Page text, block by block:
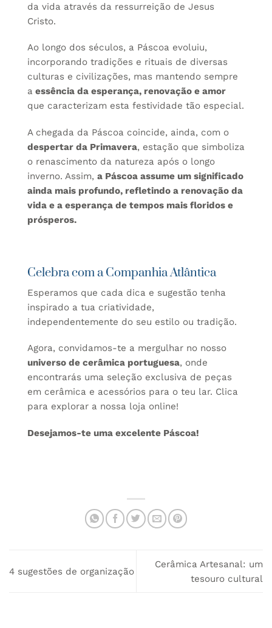
da vida através da ressurreição de Jesus
Cristo.
Ao longo dos séculos, a Páscoa evoluiu,
incorporando tradições e rituais de diversas
culturas e civilizações, mas mantendo sempre
a essência da esperança, renovação e amor
que caracterizam esta festividade tão especial.
A chegada da Páscoa coincide, ainda, com o
despertar da Primavera, estação que simboliza
o renascimento da natureza após o longo
inverno. Assim, a Páscoa assume um significado
ainda mais profundo, refletindo a renovação da
vida e a esperança de tempos mais floridos e
prósperos.
Celebra com a Companhia Atlântica
Esperamos que cada dica e sugestão tenha
inspirado a tua criatividade,
independentemente do seu estilo ou tradição.
Agora, convidamos-te a mergulhar no nosso
universo de cerâmica portuguesa, onde
encontrarás uma seleção exclusiva de peças
em cerâmica e acessórios para o teu lar. Clica
para explorar a nossa loja online!
Desejamos-te uma excelente Páscoa!
4 sugestões de organização
Cerâmica Artesanal: um
tesouro cultural